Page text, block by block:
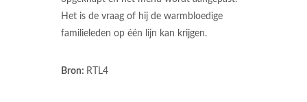
Het is de vraag of hij de warmbloedige
familieleden op één lijn kan krijgen.
Bron: RTL4